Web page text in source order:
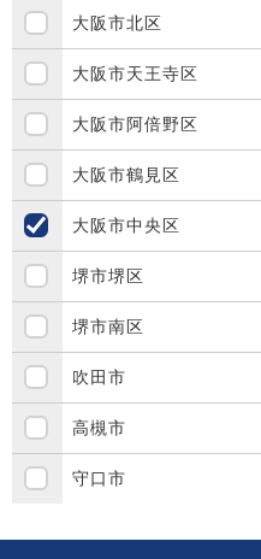
大阪市北区
大阪市天王寺区
大阪市阿倍野区
大阪市鶴見区
大阪市中央区
堺市堺区
堺市南区
吹田市
高槻市
守口市